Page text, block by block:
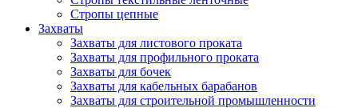
Стропы цепные
Захваты
Захваты для листового проката
Захваты для профильного проката
Захваты для бочек
Захваты для кабельных барабанов
Захваты для строительной промышленности